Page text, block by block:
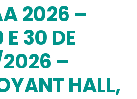
2026 –
30 DE
–
HALL,